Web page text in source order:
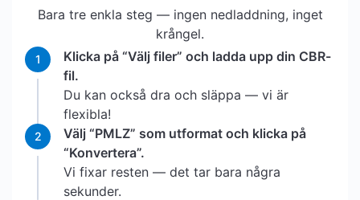
Bara tre enkla steg — ingen nedladdning, inget
krångel.
1
Klicka på “Välj filer” och ladda upp din CBR-
fil.
Du kan också dra och släppa — vi är
flexibla!
2
Välj “PMLZ” som utformat och klicka på
“Konvertera”.
Vi fixar resten — det tar bara några
sekunder.